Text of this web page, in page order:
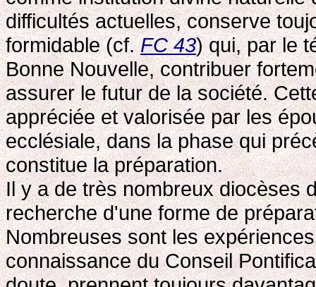
difficultés actuelles, conserve
formidable (cf.FC 43) qui, par le
Bonne Nouvelle, contribuer
assurer le futur de la société.
appréciée et valorisée par les
ecclésiale, dans la phase qui
constitue la préparation.
Il y a de très nombreux diocèses
recherche d'une forme de
Nombreuses sont les
connaissance du Conseil